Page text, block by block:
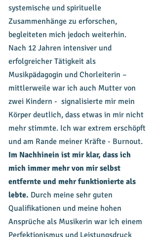
systemische und spirituelle
Zusammenhänge zu erforschen,
begleiteten mich jedoch weiterhin.
Nach 12 Jahren intensiver und
erfolgreicher Tätigkeit als
Musikpädagogin und Chorleiterin –
mittlerweile war ich auch Mutter von
zwei Kindern - signalisierte mir mein
Körper deutlich, dass etwas in mir nicht
mehr stimmte. Ich war extrem erschöpft
und am Rande meiner Kräfte - Burnout.
Im Nachhinein ist mir klar, dass ich
mich immer mehr von mir selbst
entfernte und mehr funktionierte als
lebte. Durch meine sehr guten
Qualifikationen und meine hohen
Ansprüche als Musikerin war ich einem
Perfektionismus und Leistungsdruck